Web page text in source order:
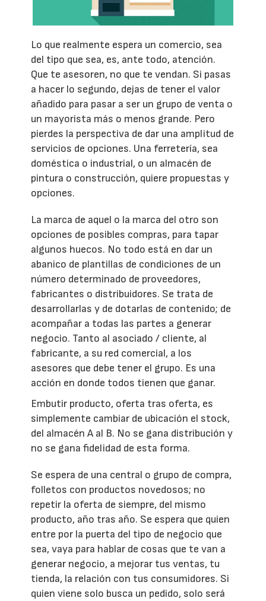
Lo que realmente espera un comercio, sea
del tipo que sea, es, ante todo, atención.
Que te asesoren, no que te vendan. Si pasas
a hacer lo segundo, dejas de tener el valor
añadido para pasar a ser un grupo de venta o
un mayorista más o menos grande. Pero
pierdes la perspectiva de dar una amplitud de
servicios de opciones. Una ferretería, sea
doméstica o industrial, o un almacén de
pintura o construcción, quiere propuestas y
opciones.
La marca de aquel o la marca del otro son
opciones de posibles compras, para tapar
algunos huecos. No todo está en dar un
abanico de plantillas de condiciones de un
número determinado de proveedores,
fabricantes o distribuidores. Se trata de
desarrollarlas y de dotarlas de contenido; de
acompañar a todas las partes a generar
negocio. Tanto al asociado / cliente, al
fabricante, a su red comercial, a los
asesores que debe tener el grupo. Es una
acción en donde todos tienen que ganar.
Embutir producto, oferta tras oferta, es
simplemente cambiar de ubicación el stock,
del almacén A al B. No se gana distribución y
no se gana fidelidad de esta forma.
Se espera de una central o grupo de compra,
folletos con productos novedosos; no
repetir la oferta de siempre, del mismo
producto, año tras año. Se espera que quien
entre por la puerta del tipo de negocio que
sea, vaya para hablar de cosas que te van a
generar negocio, a mejorar tus ventas, tu
tienda, la relación con tus consumidores. Si
quien viene solo busca un pedido, solo será